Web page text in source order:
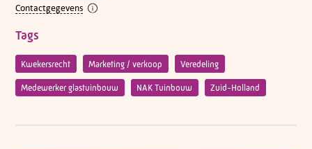
Contactgegevens
Tags
Kwekersrecht Marketing / verkoop Veredeling
Medewerker glastuinbouw NAK Tuinbouw Zuid-Holland